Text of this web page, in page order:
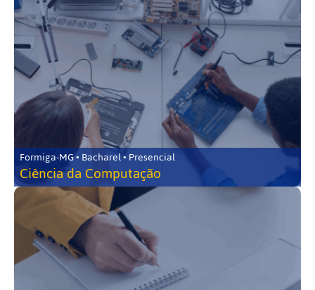
Formiga-MG • Bacharel • Presencial
Ciência da Computação